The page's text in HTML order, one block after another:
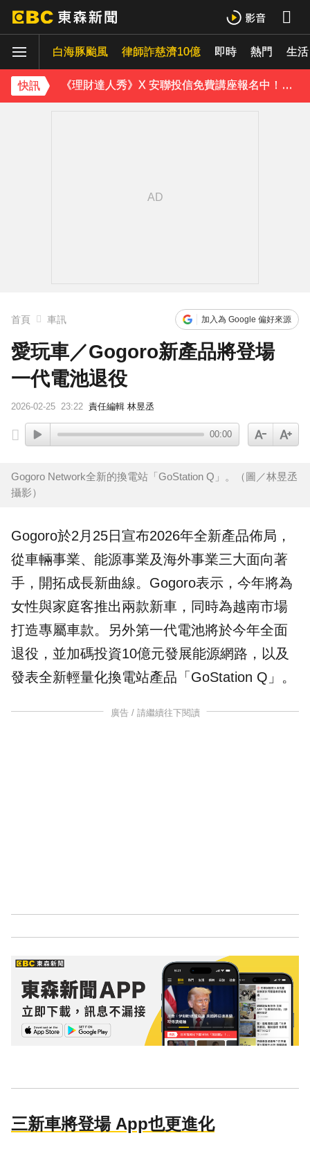
白海豚颱風 律師詐慈濟10億 即時 熱門 生活
快訊
下載東森App，隨時掌握天下大小事！
《理財達人秀》X 安聯投信免費講座報名中！搶先卡位 2027
下載東森App，隨時掌握天下大小事！
首頁 車訊 加入為 Google 偏好來源
愛玩車／Gogoro新產品將登場
一代電池退役
2026-02-25 23:22 責任編輯 林昱丞
00:00
Gogoro Network全新的換電站「GoStation Q」。（圖／林昱丞
攝影）
Gogoro於2月25日宣布2026年全新產品佈局，
從車輛事業、能源事業及海外事業三大面向著
手，開拓成長新曲線。Gogoro表示，今年將為
女性與家庭客推出兩款新車，同時為越南市場
打造專屬車款。另外第一代電池將於今年全面
退役，並加碼投資10億元發展能源網路，以及
發表全新輕量化換電站產品「 GoStation Q 」。
廣告 / 請繼續往下閱讀
三新車將登場 App也更進化